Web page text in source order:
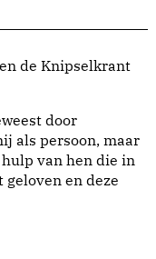
de Knipselkrant
door
als persoon, maar
van hen die in
en deze